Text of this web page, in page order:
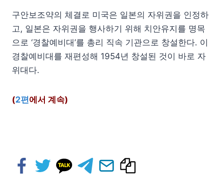
구안보조약의 체결로 미국은 일본의 자위권을 인정하
고, 일본은 자위권을 행사하기 위해 치안유지를 명목
으로 ‘경찰예비대’를 총리 직속 기관으로 창설한다. 이
경찰예비대를 재편성해 1954년 창설된 것이 바로 자
위대다.
(2편에서 계속)